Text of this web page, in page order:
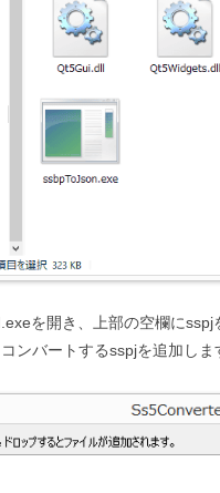
を開き、上部の空欄に
ンバートするsspjを追加しま